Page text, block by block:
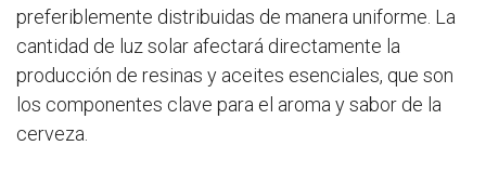
preferiblemente distribuidas de manera uniforme. La
cantidad de luz solar afectará directamente la
producción de resinas y aceites esenciales, que son
los componentes clave para el aroma y sabor de la
cerveza.